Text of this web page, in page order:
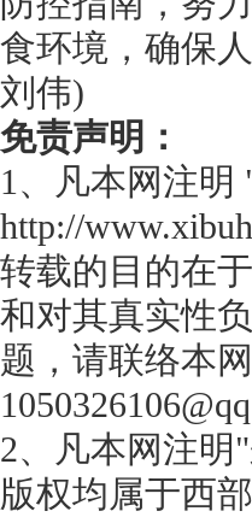
食环境，确保
刘伟)
免责声明：
1、凡本网注
http://
转载的目的在
和对其真实性
题，请联络本
2、凡本网注明
版权均属于西